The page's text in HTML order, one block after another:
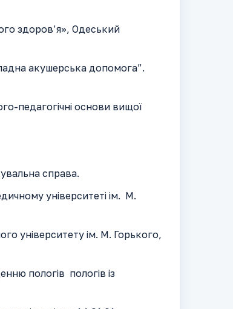
здоров’я», Одеський
акушерська допомога”.
педагогічні основи вищої
справа.
університеті ім. М.
університету ім. М. Горького,
пологів пологів із